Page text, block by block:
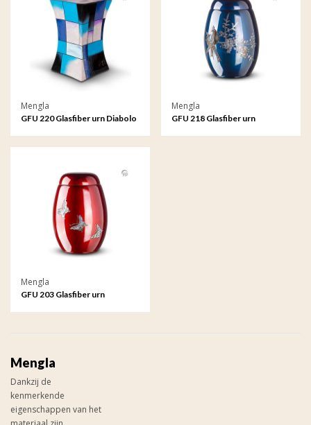
Mengla
GFU 220 Glasfiber urn Diabolo
Mengla
GFU 218 Glasfiber urn
Mengla
GFU 203 Glasfiber urn
Mengla
Dankzij de
kenmerkende
eigenschappen van het